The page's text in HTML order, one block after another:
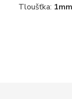
Tloušťka: 1mm